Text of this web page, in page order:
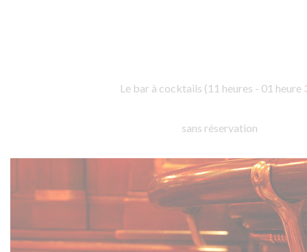
Le bar à cocktails (11 heures - 01 heure
sans réservation